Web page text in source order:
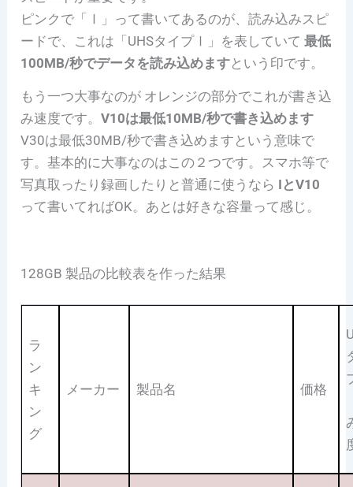
ピンクで「 Ⅰ
」って書いてあるのが、読み込みスピ
ードで、これは「UHSタイプⅠ」を表していて最低
100MB/秒でデータを読み込めますという印です。
もう一つ大事なのが オレンジの部分でこれが書き込
み速度です。V10は最低10MB/秒で書き込めます
V30は最低30MB/秒で書き込めますという意味で
す。基本的に大事なのはこの２つです。スマホ等で
写真取ったり録画したりと普通に使うなら IとV10
って書いてればOK。あとは好きな容量って感じ。
128GB 製品の比較表を作った結果
ラ
ン
キ
ン
グ
メーカー 製品名 価格